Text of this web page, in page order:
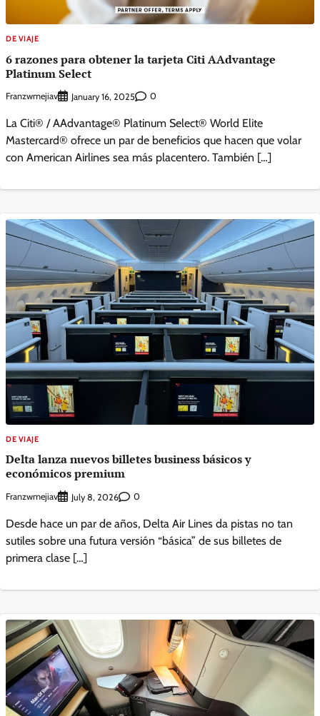
DE VIAJE
6 razones para obtener la tarjeta Citi AAdvantage
Platinum Select
Franzwmejiav January 16, 2025 0
La Citi® / AAdvantage® Platinum Select® World Elite
Mastercard® ofrece un par de beneficios que hacen que volar
con American Airlines sea más placentero. También […]
DE VIAJE
Delta lanza nuevos billetes business básicos y
económicos premium
Franzwmejiav July 8, 2026 0
Desde hace un par de años, Delta Air Lines da pistas no tan
sutiles sobre una futura versión “básica” de sus billetes de
primera clase […]